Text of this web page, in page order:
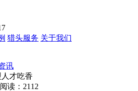
猎头服务 关于我们
讯
才吃香
阅读：2112